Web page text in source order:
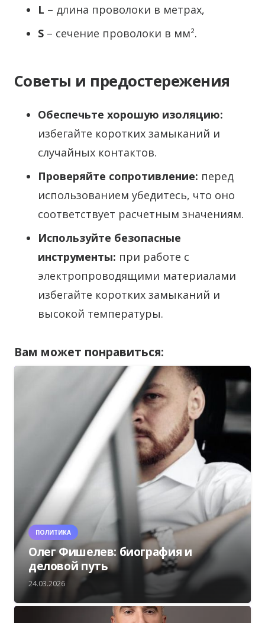
L – длина проволоки в метрах,
S – сечение проволоки в мм².
Советы и предостережения
Обеспечьте хорошую изоляцию:
избегайте коротких замыканий и
случайных контактов.
Проверяйте сопротивление: перед
использованием убедитесь, что оно
соответствует расчетным значениям.
Используйте безопасные
инструменты: при работе с
электропроводящими материалами
избегайте коротких замыканий и
высокой температуры.
Вам может понравиться:
ПОЛИТИКА
Олег Фишелев: биография и
деловой путь
24.03.2026